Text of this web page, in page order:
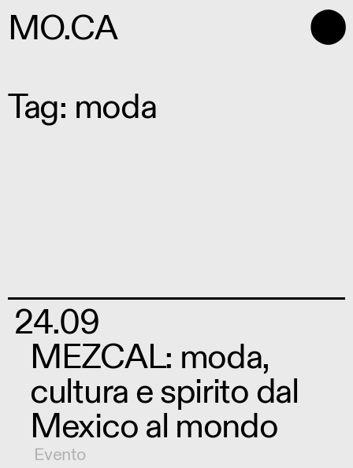
MO.CA
⬤
Tag: moda
24.09
MEZCAL: moda,
cultura e spirito dal
Mexico al mondo
Evento